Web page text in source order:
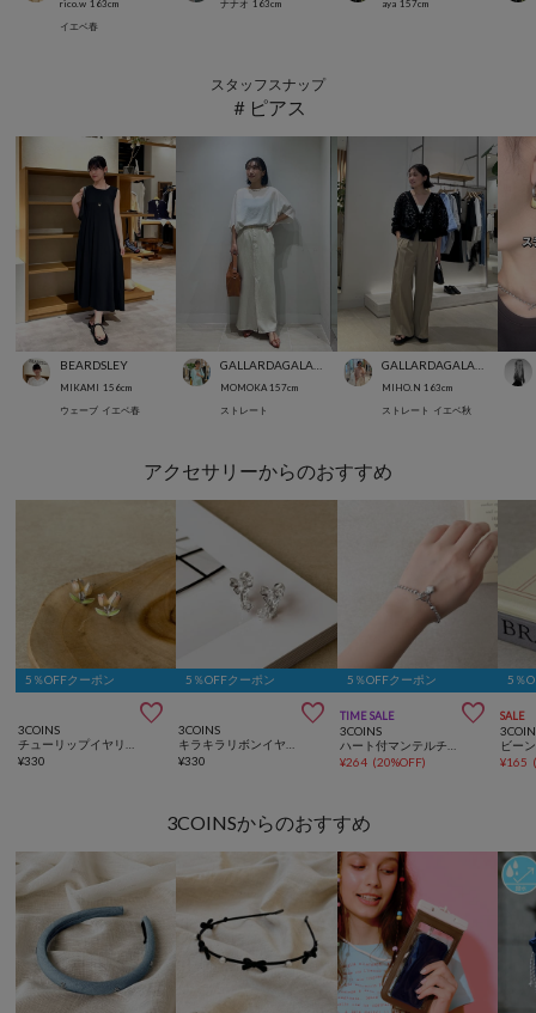
rico.w 163cm
イエベ春
ナナオ 163cm aya 157cm
スタッフスナップ
＃ピアス
BEARDSLEY
MIKAMI 156cm
ウェーブ イエベ春
MOMOKA157cm
ストレート
MIHO.N 163cm
ストレート イエベ秋
アクセサリーからのおすすめ
5％OFFクーポン

3COINS
¥330
5％OFFクーポン

3COINS
¥330
5％OFFクーポン
TIME SALE 
3COINS
¥264 (20%OFF)
5％
SALE
¥165
3COINSからのおすすめ